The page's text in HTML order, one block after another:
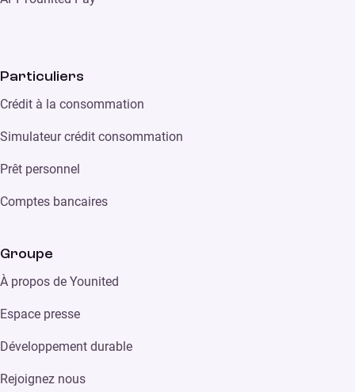
Particuliers
Crédit à la consommation
Simulateur crédit consommation
Prêt personnel
Comptes bancaires
Groupe
À propos de Younited
Espace presse
Développement durable
Rejoignez nous